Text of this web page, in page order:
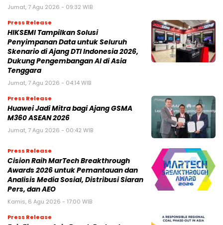
Jumat, 7 Agu 2026 - 09:32 WIB
Press Release
HIKSEMI Tampilkan Solusi
Penyimpanan Data untuk Seluruh
Skenario di Ajang DTI Indonesia 2026,
Dukung Pengembangan AI di Asia
Tenggara
Jumat, 7 Agu 2026 - 04:14 WIB
Press Release
Huawei Jadi Mitra bagi Ajang GSMA
M360 ASEAN 2026
Jumat, 7 Agu 2026 - 00:42 WIB
Press Release
Cision Raih MarTech Breakthrough
Awards 2026 untuk Pemantauan dan
Analisis Media Sosial, Distribusi Siaran
Pers, dan AEO
Kamis, 6 Agu 2026 - 17:00 WIB
Press Release